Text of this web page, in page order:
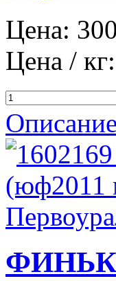
Цена:
Цена / кг: